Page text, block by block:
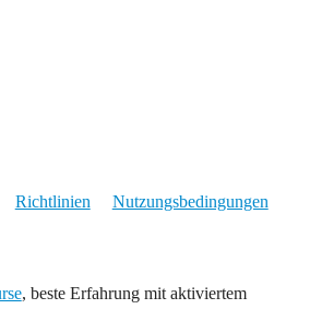
Richtlinien Nutzungsbedingungen
, beste Erfahrung mit aktiviertem